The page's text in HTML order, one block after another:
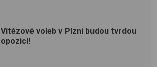
Vítězové voleb v Plzni budou tvrdou
opozicí!